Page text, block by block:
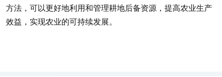
方法，可以更好地利用和管理耕地后备资源，提高农业生产
效益，实现农业的可持续发展。